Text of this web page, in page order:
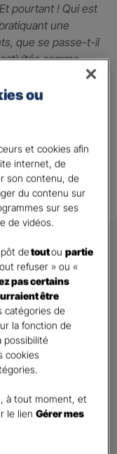
pourtant ! Qui est
une
que se passe-t-il
comme
du préjudice
de faire face
questionnaire afin
rapidement
votre besoin
TARDENOIS
:
ou
et cookies afin
internet, de
son contenu, de
du contenu sur
sur ses
de vidéos.
detoutoupartie
refuser » ou «
pas certains
être
catégories de
la fonction de
possibilité
cookies
à tout moment, et
le lienGérer mes